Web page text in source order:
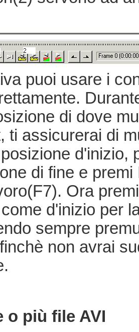
puoi usare i
di dove
ti assicurerai di
d'inizio,
di fine e
Ora
d'inizio per
sempre
non avrai
o più file AVI